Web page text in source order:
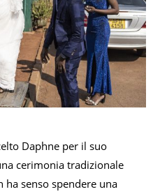
Daphne per il suo
cerimonia tradizionale
ha senso spendere una